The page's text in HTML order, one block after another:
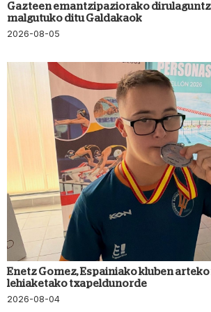
Gazteen emantzipaziorako
malgutuko ditu Galdakaok
2026-08-05
Enetz Gomez, Espainiako kluben
lehiaketako txapeldunorde
2026-08-04